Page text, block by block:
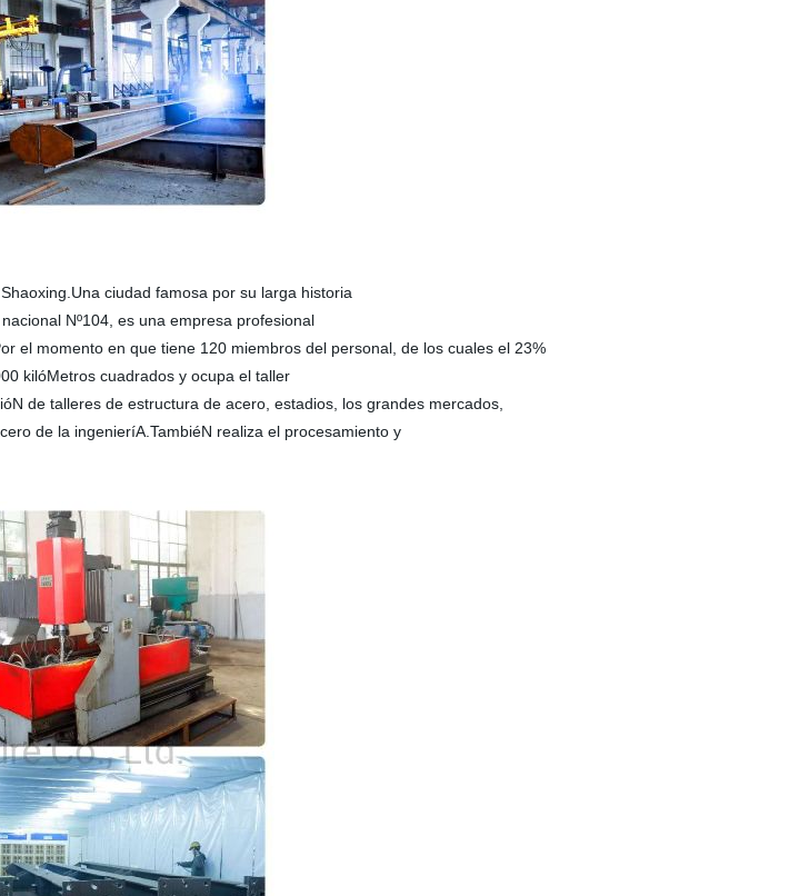
ciudad famosa por su larga historia
Nº104, es una empresa profesional
el momento en que tiene 120 miembros del personal, de los cuales el 23%
kilóMetros cuadrados y ocupa el taller
de talleres de estructura de acero, estadios, los grandes mercados,
de la ingenieríA.TambiéN realiza el procesamiento y